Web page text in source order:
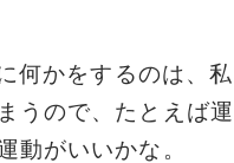
何かをするのは、私
うので、たとえば運
動がいいかな。